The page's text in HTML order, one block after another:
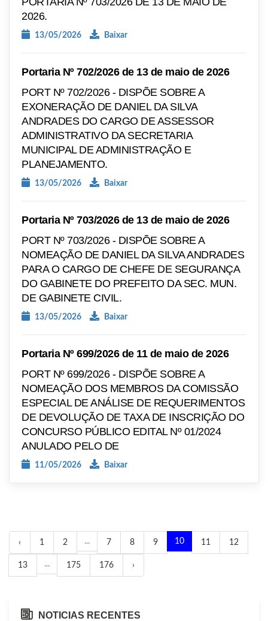
2026.
13/05/2026 Baixar
Portaria Nº 702/2026 de 13 de maio de 2026
PORT Nº 702/2026 - DISPÕE SOBRE A
EXONERAÇÃO DE DANIEL DA SILVA
ANDRADES DO CARGO DE ASSESSOR
ADMINISTRATIVO DA SECRETARIA
MUNICIPAL DE ADMINISTRAÇÃO E
PLANEJAMENTO.
13/05/2026 Baixar
Portaria Nº 703/2026 de 13 de maio de 2026
PORT Nº 703/2026 - DISPÕE SOBRE A
NOMEAÇÃO DE DANIEL DA SILVA ANDRADES
PARA O CARGO DE CHEFE DE SEGURANÇA
DO GABINETE DO PREFEITO DA SEC. MUN.
DE GABINETE CIVIL.
13/05/2026 Baixar
Portaria Nº 699/2026 de 11 de maio de 2026
PORT Nº 699/2026 - DISPÕE SOBRE A
NOMEAÇÃO DOS MEMBROS DA COMISSÃO
ESPECIAL DE ANÁLISE DE REQUERIMENTOS
DE DEVOLUÇÃO DE TAXA DE INSCRIÇÃO DO
CONCURSO PÚBLICO EDITAL Nº 01/2024
ANULADO PELO DE
11/05/2026 Baixar
‹ 1 2 ... 7 8 9 10 11 12
13 ... 175 176 ›
NOTICIAS RECENTES